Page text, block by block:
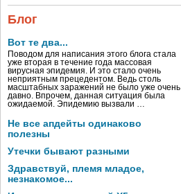
Блог
Вот те два...
Поводом для написания этого блога стала
уже вторая в течение года массовая
вирусная эпидемия. И это стало очень
неприятным прецедентом. Ведь столь
масштабных заражений не было уже очень
давно. Впрочем, данная ситуация была
ожидаемой. Эпидемию вызвали …
Не все апдейты одинаково
полезны
Утечки бывают разными
Здравствуй, племя младое,
незнакомое...